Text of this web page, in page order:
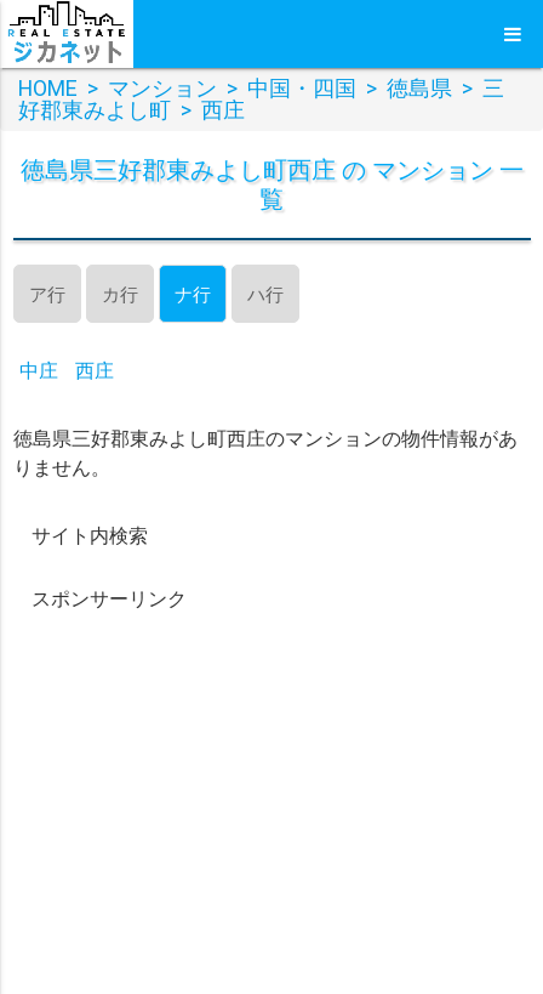
HOME > マンション > 中国・四国 > 徳島県 > 三
好郡東みよし町 > 西庄
徳島県三好郡東みよし町西庄 の マンション 一
覧
ア行 カ行 ナ行 ハ行
中庄 西庄
徳島県三好郡東みよし町西庄のマンションの物件情報があ
りません。
サイト内検索
スポンサーリンク